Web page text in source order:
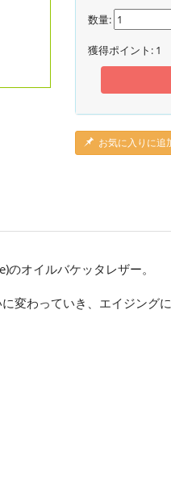
数量:
獲得ポイント: 1
お気に入りに追
オイルバケッタレザー。
わっていき、エイジング